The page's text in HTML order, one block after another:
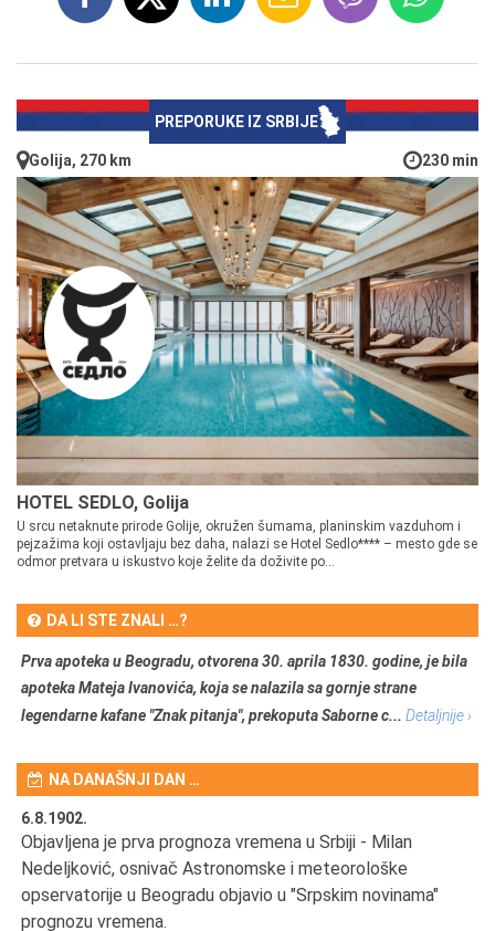
PREPORUKE IZ SRBIJE
Golija, 270 km 230 min
HOTEL SEDLO, Golija
U srcu netaknute prirode Golije, okružen šumama, planinskim vazduhom i
pejzažima koji ostavljaju bez daha, nalazi se Hotel Sedlo**** – mesto gde se
odmor pretvara u iskustvo koje želite da doživite po...
DA LI STE ZNALI …?
Prva apoteka u Beogradu, otvorena 30. aprila 1830. godine, je bila
apoteka Mateja Ivanovića, koja se nalazila sa gornje strane
legendarne kafane "Znak pitanja", prekoputa Saborne c... Detaljnije ›
NA DANAŠNJI DAN …
6.8.1902.
Objavljena je prva prognoza vremena u Srbiji - Milan
Nedeljković, osnivač Astronomske i meteorološke
opservatorije u Beogradu objavio u "Srpskim novinama"
prognozu vremena.